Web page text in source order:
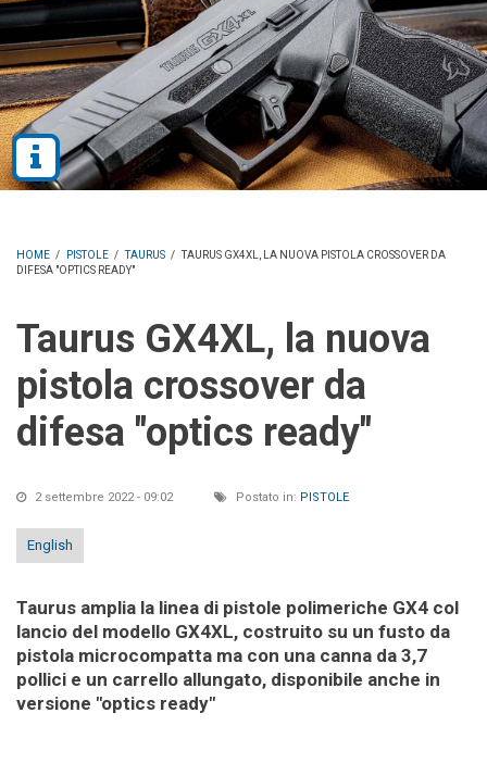
HOME / PISTOLE / TAURUS / TAURUS GX4XL, LA NUOVA PISTOLA CROSSOVER DA
DIFESA "OPTICS READY"
Taurus GX4XL, la nuova
pistola crossover da
difesa "optics ready"
2 settembre 2022 - 09:02 Postato in: PISTOLE
English
Taurus amplia la linea di pistole polimeriche GX4 col
lancio del modello GX4XL, costruito su un fusto da
pistola microcompatta ma con una canna da 3,7
pollici e un carrello allungato, disponibile anche in
versione "optics ready"